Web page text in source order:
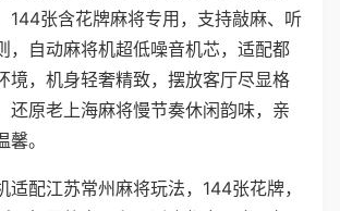
144张含花牌麻将专用，支持敲麻、听
，自动麻将机超低噪音机芯，适配都
境，机身轻奢精致，摆放客厅尽显格
还原老上海麻将慢节奏休闲韵味，亲
。
适配江苏常州麻将玩法，144张花牌，